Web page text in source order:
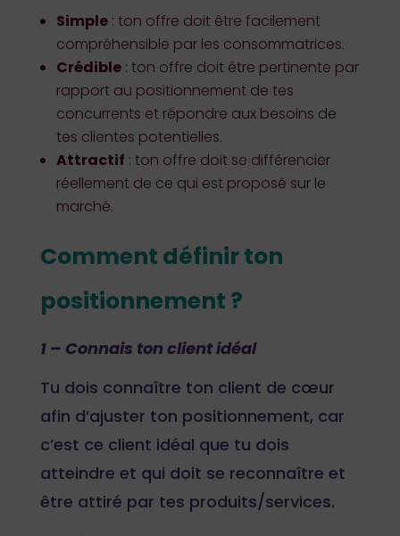
Simple: ton offre doit être facilement
compréhensible par les consommatrices.
Crédible: ton offre doit être pertinente par
rapport au positionnement de tes
concurrents et répondre aux besoins de
tes clientes potentielles.
Attractif : ton offre doit se différencier
réellement de ce qui est proposé sur le
marché.
Comment définir ton
positionnement ?
1 – Connais ton client idéal
Tu dois connaître ton client de cœur
afin d’ajuster ton positionnement, car
c’est ce client idéal que tu dois
atteindre et qui doit se reconnaître et
être attiré par tes produits/services.